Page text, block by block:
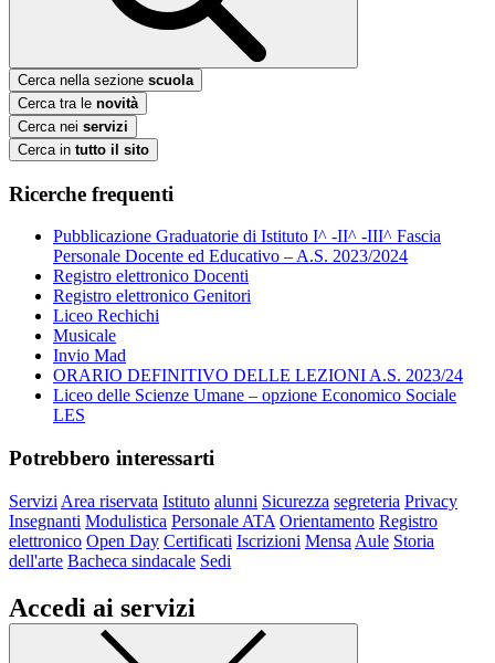
Cerca nella sezione scuola
Cerca tra le novità
Cerca nei servizi
Cerca in tutto il sito
Ricerche frequenti
Pubblicazione Graduatorie di Istituto I^ -II^ -III^ Fascia
Personale Docente ed Educativo – A.S. 2023/2024
Registro elettronico Docenti
Registro elettronico Genitori
Liceo Rechichi
Musicale
Invio Mad
ORARIO DEFINITIVO DELLE LEZIONI A.S. 2023/24
Liceo delle Scienze Umane – opzione Economico Sociale
LES
Potrebbero interessarti
Servizi Area riservata Istituto alunni Sicurezza segreteria Privacy
Insegnanti Modulistica Personale ATA Orientamento Registro
elettronico Open Day Certificati Iscrizioni Mensa Aule Storia
dell'arte Bacheca sindacale Sedi
Accedi ai servizi